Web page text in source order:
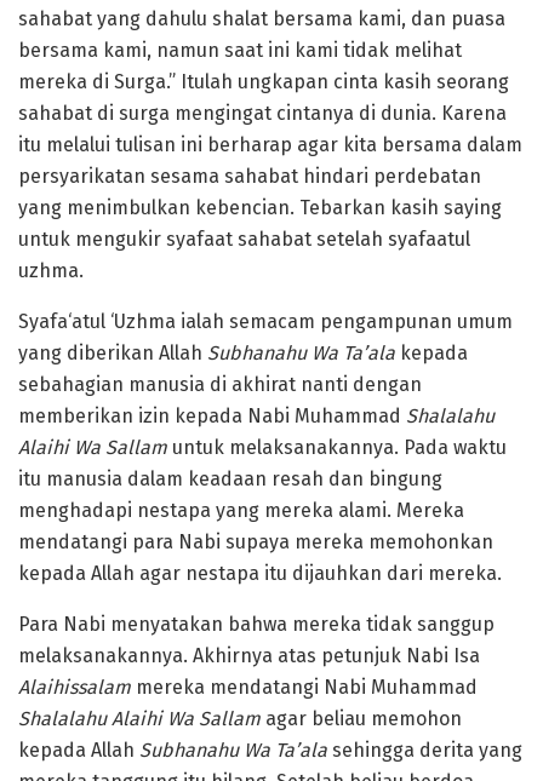
sahabat yang dahulu shalat bersama kami, dan puasa
bersama kami, namun saat ini kami tidak melihat
mereka di Surga.” Itulah ungkapan cinta kasih seorang
sahabat di surga mengingat cintanya di dunia. Karena
itu melalui tulisan ini berharap agar kita bersama dalam
persyarikatan sesama sahabat hindari perdebatan
yang menimbulkan kebencian. Tebarkan kasih saying
untuk mengukir syafaat sahabat setelah syafaatul
uzhma.
Syafa‘atul ‘Uzhma ialah semacam pengampunan umum
yang diberikan Allah Subhanahu Wa Ta’ala kepada
sebahagian manusia di akhirat nanti dengan
memberikan izin kepada Nabi Muhammad Shalalahu
Alaihi Wa Sallam untuk melaksanakannya. Pada waktu
itu manusia dalam keadaan resah dan bingung
menghadapi nestapa yang mereka alami. Mereka
mendatangi para Nabi supaya mereka memohonkan
kepada Allah agar nestapa itu dijauhkan dari mereka.
Para Nabi menyatakan bahwa mereka tidak sanggup
melaksanakannya. Akhirnya atas petunjuk Nabi Isa
Alaihissalam mereka mendatangi Nabi Muhammad
Shalalahu Alaihi Wa Sallam agar beliau memohon
kepada Allah Subhanahu Wa Ta’ala sehingga derita yang